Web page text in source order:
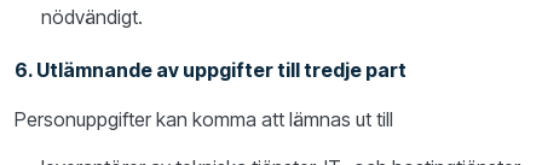
nödvändigt.
6. Utlämnande av uppgifter till tredje part
Personuppgifter kan komma att lämnas ut till